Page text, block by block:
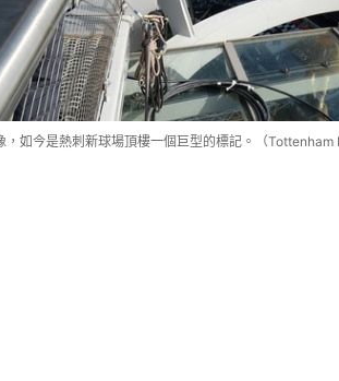
如今是熱刺新球場頂樓一個巨型的標記。（Tottenham